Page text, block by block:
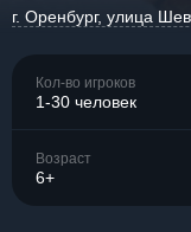
г. Оренбург, улица
Кол-во игроков
1-30 человек
Возраст
6+